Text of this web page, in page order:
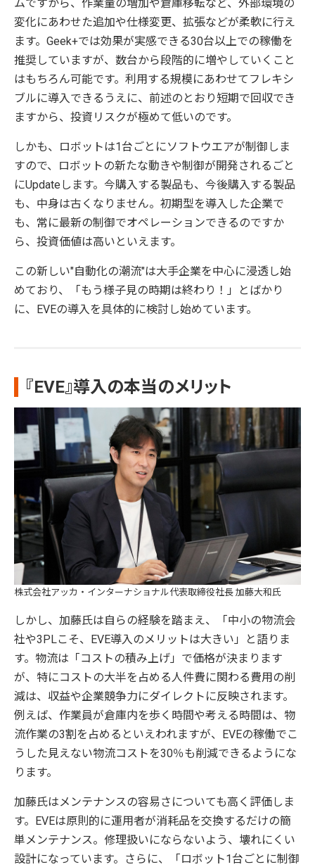
ムですから、作業量の増加や倉庫移転など、外部環境の
変化にあわせた追加や仕様変更、拡張などが柔軟に行え
ます。Geek+では効果が実感できる30台以上での稼働を
推奨していますが、数台から段階的に増やしていくこと
はもちろん可能です。利用する規模にあわせてフレキシ
ブルに導入できるうえに、前述のとおり短期で回収でき
ますから、投資リスクが極めて低いのです。
しかも、ロボットは1台ごとにソフトウエアが制御しま
すので、ロボットの新たな動きや制御が開発されるごと
にUpdateします。今購入する製品も、今後購入する製品
も、中身は古くなりません。初期型を導入した企業で
も、常に最新の制御でオペレーションできるのですか
ら、投資価値は高いといえます。
この新しい"自動化の潮流"は大手企業を中心に浸透し始
めており、「もう様子見の時期は終わり！」とばかり
に、EVEの導入を具体的に検討し始めています。
『EVE』導入の本当のメリット
株式会社アッカ・インターナショナル代表取締役社長 加藤大和氏
しかし、加藤氏は自らの経験を踏まえ、「中小の物流会
社や3PLこそ、EVE導入のメリットは大きい」と語りま
す。物流は「コストの積み上げ」で価格が決まります
が、特にコストの大半を占める人件費に関わる費用の削
減は、収益や企業競争力にダイレクトに反映されます。
例えば、作業員が倉庫内を歩く時間や考える時間は、物
流作業の3割を占めるといえわれますが、EVEの稼働でこ
うした見えない物流コストを30％も削減できるようにな
ります。
加藤氏はメンテナンスの容易さについても高く評価しま
す。EVEは原則的に運用者が消耗品を交換するだけの簡
単メンテナンス。修理扱いにならないよう、壊れにくい
設計になっています。さらに、「ロボット1台ごとに制御